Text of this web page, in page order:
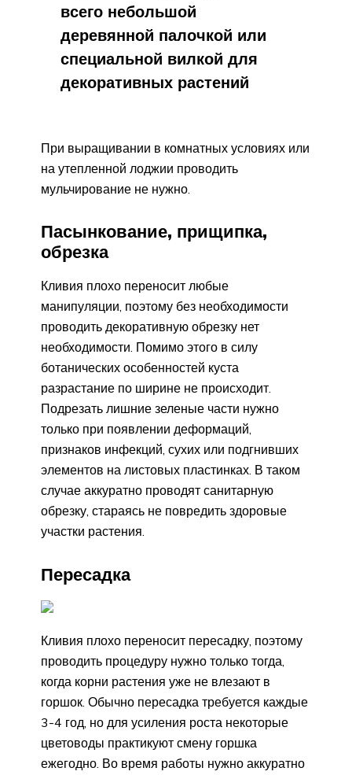
всего небольшой
деревянной палочкой или
специальной вилкой для
декоративных растений
При выращивании в комнатных условиях или
на утепленной лоджии проводить
мульчирование не нужно.
Пасынкование, прищипка,
обрезка
Кливия плохо переносит любые
манипуляции, поэтому без необходимости
проводить декоративную обрезку нет
необходимости. Помимо этого в силу
ботанических особенностей куста
разрастание по ширине не происходит.
Подрезать лишние зеленые части нужно
только при появлении деформаций,
признаков инфекций, сухих или подгнивших
элементов на листовых пластинках. В таком
случае аккуратно проводят санитарную
обрезку, стараясь не повредить здоровые
участки растения.
Пересадка
Кливия плохо переносит пересадку, поэтому
проводить процедуру нужно только тогда,
когда корни растения уже не влезают в
горшок. Обычно пересадка требуется каждые
3-4 год, но для усиления роста некоторые
цветоводы практикуют смену горшка
ежегодно. Во время работы нужно аккуратно